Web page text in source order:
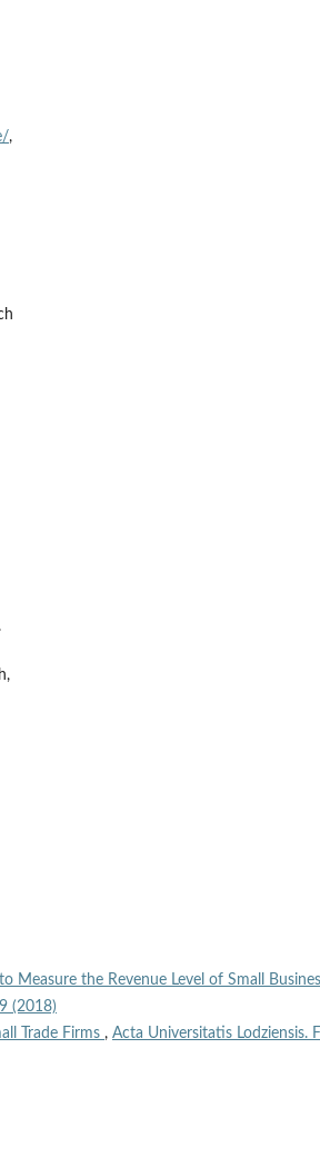
,
the Revenue Level of Small
(2018)
Trade Firms , Acta Universitatis Lodziensis.